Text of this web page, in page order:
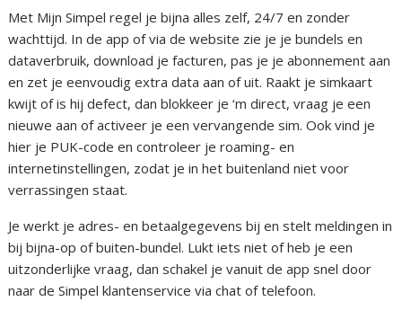
Met Mijn Simpel regel je bijna alles zelf, 24/7 en zonder
wachttijd. In de app of via de website zie je je bundels en
dataverbruik, download je facturen, pas je je abonnement aan
en zet je eenvoudig extra data aan of uit. Raakt je simkaart
kwijt of is hij defect, dan blokkeer je ‘m direct, vraag je een
nieuwe aan of activeer je een vervangende sim. Ook vind je
hier je PUK-code en controleer je roaming- en
internetinstellingen, zodat je in het buitenland niet voor
verrassingen staat.
Je werkt je adres- en betaalgegevens bij en stelt meldingen in
bij bijna-op of buiten-bundel. Lukt iets niet of heb je een
uitzonderlijke vraag, dan schakel je vanuit de app snel door
naar de Simpel klantenservice via chat of telefoon.